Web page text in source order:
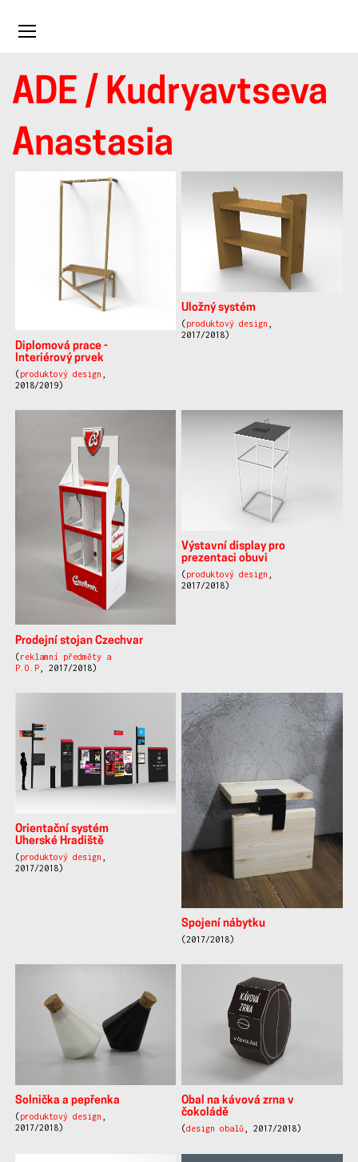
Toggle
ADE / Kudryavtseva
Anastasia
Kudryavtseva
Anastasia
Diplomová prace -
Interiérový prvek
(produktový design
2018/2019)
Uložný systém
(produktový design
2017/2018)
Prodejní stojan Czechvar
(reklamní předměty a
P.O.P, 2017/2018)
Výstavní display pro
prezentaci obuvi
( produktový design
2017/2018)
Orientační systém
Uherské Hradiště
( produktový design
2017/2018)
Spojení nábytku
(2017/2018)
Solnička a pepřenka
( produktový design
2017/2018)
Obal na kávová zrna v
čokoládě
(design obalů , 2017/2018)